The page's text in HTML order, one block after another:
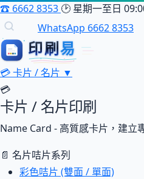
☎ 6662 8353 🕑 星期一至日
WhatsApp 6662 8353
印刷易
印刷易
💳卡片 / 名片 ▼
💳
卡片 / 名片印刷
Name Card - 高質感卡片，建立
📄 名片咭片系列
彩色咭片 (雙面 / 單面)